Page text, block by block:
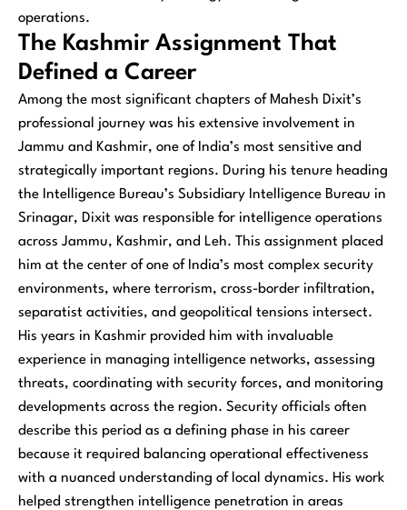
operations.
The Kashmir Assignment That
Defined a Career
Among the most significant chapters of Mahesh Dixit’s
professional journey was his extensive involvement in
Jammu and Kashmir, one of India’s most sensitive and
strategically important regions. During his tenure heading
the Intelligence Bureau’s Subsidiary Intelligence Bureau in
Srinagar, Dixit was responsible for intelligence operations
across Jammu, Kashmir, and Leh. This assignment placed
him at the center of one of India’s most complex security
environments, where terrorism, cross-border infiltration,
separatist activities, and geopolitical tensions intersect.
His years in Kashmir provided him with invaluable
experience in managing intelligence networks, assessing
threats, coordinating with security forces, and monitoring
developments across the region. Security officials often
describe this period as a defining phase in his career
because it required balancing operational effectiveness
with a nuanced understanding of local dynamics. His work
helped strengthen intelligence penetration in areas